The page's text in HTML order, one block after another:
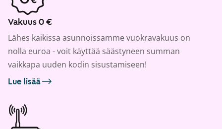
Vakuus 0 €
Lähes kaikissa asunnoissamme vuokravakuus on
nolla euroa - voit käyttää säästyneen summan
vaikkapa uuden kodin sisustamiseen!
Lue lisää